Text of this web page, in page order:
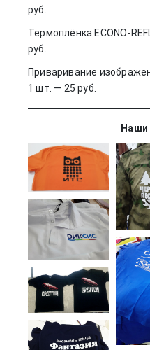
руб.
Термоплёнка ECONO-
руб.
Приваривание
1 шт. — 25 руб.
Наши